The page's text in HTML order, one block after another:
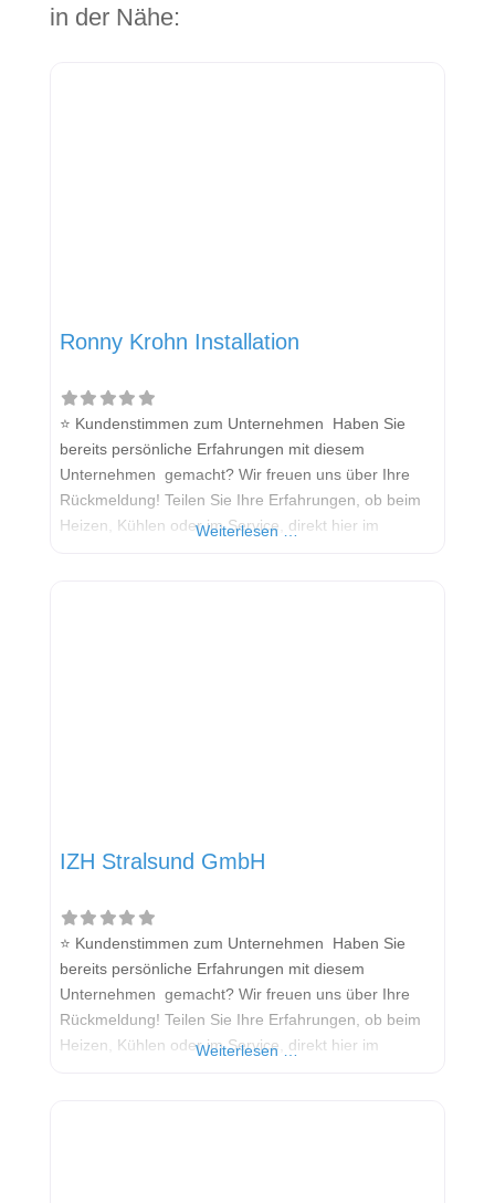
in der Nähe:
Ronny Krohn Installation
⭐ Kundenstimmen zum Unternehmen Haben Sie
bereits persönliche Erfahrungen mit diesem
Unternehmen gemacht? Wir freuen uns über Ihre
Rückmeldung! Teilen Sie Ihre Erfahrungen, ob beim
Heizen, Kühlen oder im Service, direkt hier im
Weiterlesen …
IZH Stralsund GmbH
⭐ Kundenstimmen zum Unternehmen Haben Sie
bereits persönliche Erfahrungen mit diesem
Unternehmen gemacht? Wir freuen uns über Ihre
Rückmeldung! Teilen Sie Ihre Erfahrungen, ob beim
Heizen, Kühlen oder im Service, direkt hier im
Weiterlesen …